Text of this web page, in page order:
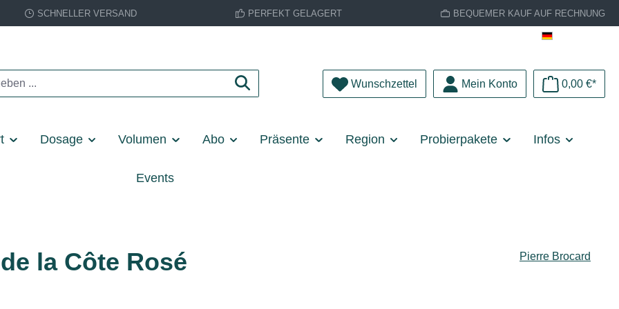
SCHNELLER VERSAND PERFEKT GELAGERT BEQUEMER KAUF AUF RECHNUNG
Wunschzettel Du hast 0 Produkte auf dem Merkzettel
Mein Konto 0,00 €*
Dosage Volumen Abo Präsente Region Probierpakete Infos
Events
la Côte Rosé Pierre Brocard